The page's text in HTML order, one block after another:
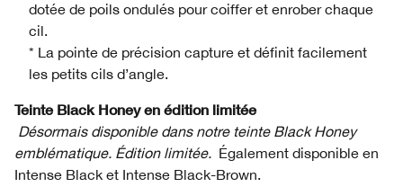
dotée de poils ondulés pour coiffer et enrober chaque
cil.
* La pointe de précision capture et définit facilement
les petits cils d’angle.
Teinte Black Honey en édition limitée
Désormais disponible dans notre teinte Black Honey
emblématique. Édition limitée. Également disponible en
Intense Black et Intense Black-Brown.